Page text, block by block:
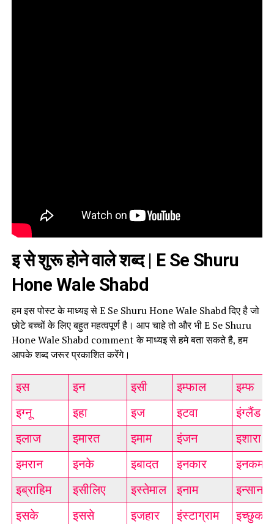
इ से शुरू होने वाले शब्द | E Se Shuru
Hone Wale Shabd
हम इस पोस्ट के माध्यइ से E Se Shuru Hone Wale Shabd दिए है जो
छोटे बच्चों के लिए बहुत महत्वपूर्ण है। आप चाहे तो और भी E Se Shuru
Hone Wale Shabd comment के माध्यइ से हमे बता सकते है, हम
आपके शब्द जरूर प्रकाशित करेंगे।
इस इन इसी इम्फाल
इम्फ
इग्नू
इहा इज इटवा
इंग्लैंड
इलाज
इमारत इमाम इंजन
इशारा
इमरान
इनके इबादत इनकार
इनकम
इब्राहिम
इसीलिए इस्तेमाल इनाम
इन्सान
इसके
इससे इजहार इंस्टाग्राम
इच्छुक